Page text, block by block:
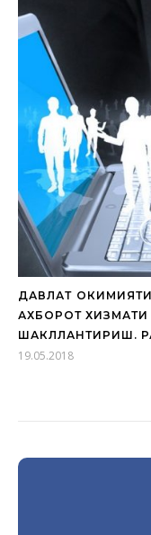
ДАВЛАТ
АХБОРОТ
ШАКЛЛАНТИРИШ.
19.05.2018